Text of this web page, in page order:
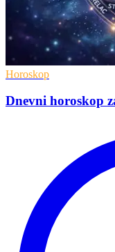
Horoskop
Dnevni horoskop